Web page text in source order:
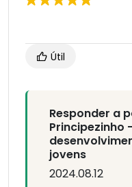
Útil
Responder a
Principezinho
jovens
2024.08.12